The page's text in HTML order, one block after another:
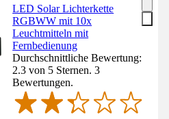
LED Solar Lichterkette
RGBWW mit 10x
Leuchtmitteln mit
Fernbedienung
Durchschnittliche Bewertung:
2.3 von 5 Sternen. 3
Bewertungen.